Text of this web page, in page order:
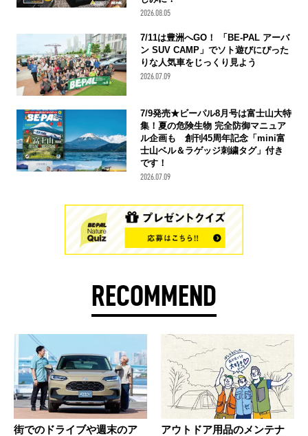
2026.08.05
7/11は豊洲へGO！ 「BE-PAL アーバ
ン SUV CAMP」でソト遊びにぴった
りな人気車をじっくり見よう
2026.07.09
7/9発売★ビーパル8月号は富士山大特
集！夏の危険生物 完全防御マニュア
ル企画も 創刊45周年記念「mini富
士山ベル＆ラゲッジ刺繍タグ」付き
です！
2026.07.09
RECOMMEND
街でのドライブや週末のア
アウトドア用品のメンテナ